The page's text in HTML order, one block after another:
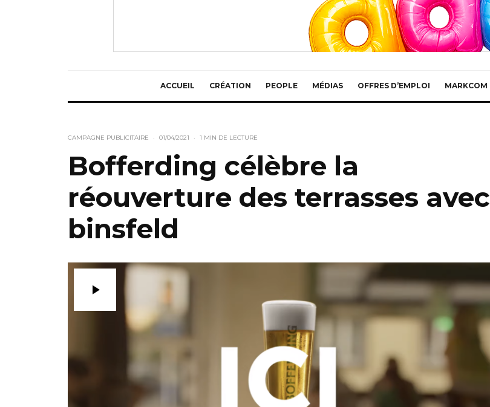
ACCUEIL CRÉATION PEOPLE MÉDIAS OFFRES D’EMPLOI MARKCOM
CAMPAGNE PUBLICITAIRE · 01/04/2021 · 1 MIN DE LECTURE
Bofferding célèbre la
réouverture des terrasses avec
binsfeld